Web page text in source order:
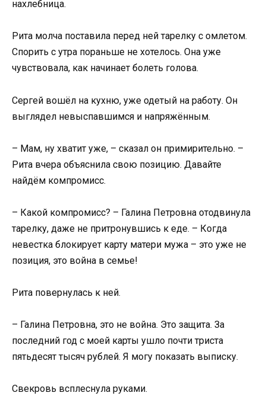
нахлебница.
Рита молча поставила перед ней тарелку с омлетом.
Спорить с утра пораньше не хотелось. Она уже
чувствовала, как начинает болеть голова.
Сергей вошёл на кухню, уже одетый на работу. Он
выглядел невыспавшимся и напряжённым.
– Мам, ну хватит уже, – сказал он примирительно. –
Рита вчера объяснила свою позицию. Давайте
найдём компромисс.
– Какой компромисс? – Галина Петровна отодвинула
тарелку, даже не притронувшись к еде. – Когда
невестка блокирует карту матери мужа – это уже не
позиция, это война в семье!
Рита повернулась к ней.
– Галина Петровна, это не война. Это защита. За
последний год с моей карты ушло почти триста
пятьдесят тысяч рублей. Я могу показать выписку.
Свекровь всплеснула руками.